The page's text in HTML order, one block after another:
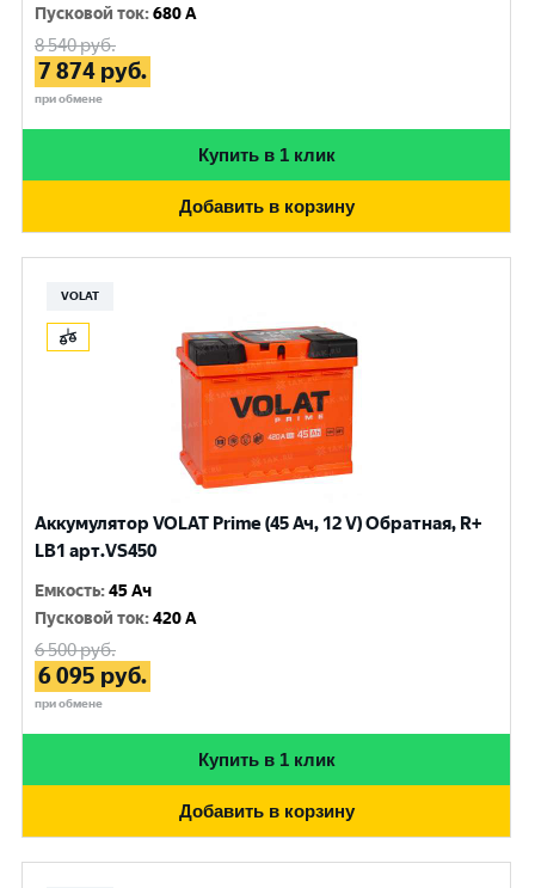
Пусковой ток:680 A
8 540руб.
7 874 руб.
при обмене
Купить в 1 клик
Добавить в корзину
VOLAT
Аккумулятор VOLAT Prime (45 Ач, 12 V) Обратная, R+
LB1 арт.VS450
Емкость:45 Ач
Пусковой ток:420 A
6 500руб.
6 095 руб.
при обмене
Купить в 1 клик
Добавить в корзину